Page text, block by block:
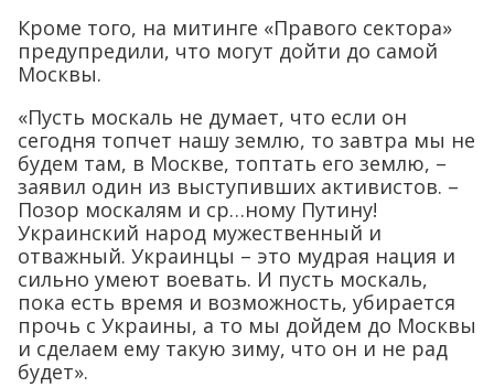
Кроме того, на митинге «Правого сектора»
предупредили, что могут дойти до самой
Москвы.
«Пусть москаль не думает, что если он
сегодня топчет нашу землю, то завтра мы не
будем там, в Москве, топтать его землю, –
заявил один из выступивших активистов. –
Позор москалям и ср…ному Путину!
Украинский народ мужественный и
отважный. Украинцы – это мудрая нация и
сильно умеют воевать. И пусть москаль,
пока есть время и возможность, убирается
прочь с Украины, а то мы дойдем до Москвы
и сделаем ему такую зиму, что он и не рад
будет».